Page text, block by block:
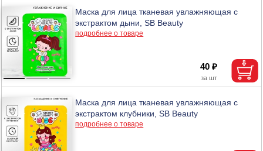
Маска для лица тканевая увлажняющая с
экстрактом дыни, SB Beauty
подробнее о товаре
40 ₽
Маска для лица тканевая увлажняющая с
экстрактом клубники, SB Beauty
подробнее о товаре